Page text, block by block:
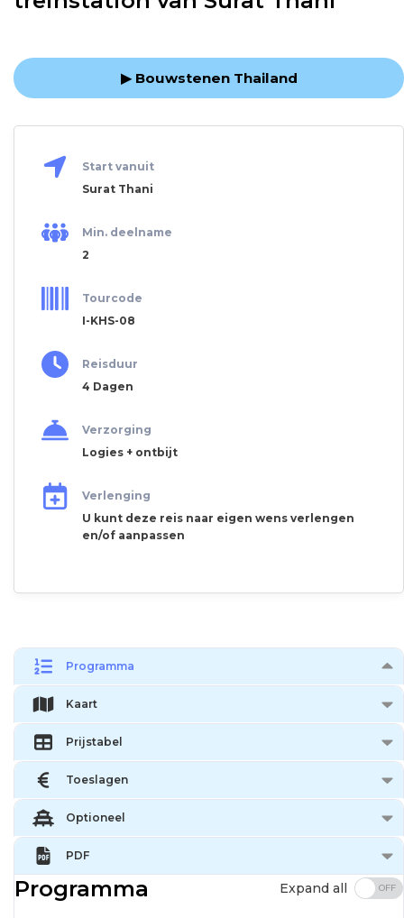
▶ Bouwstenen Thailand
Start vanuit
Surat Thani
Min. deelname
2
Tourcode
I-KHS-08
Reisduur
4 Dagen
Verzorging
Logies + ontbijt
Verlenging
U kunt deze reis naar eigen wens verlengen
en/of aanpassen
Programma
Kaart
Prijstabel
Toeslagen
Optioneel
PDF
Programma Expand all